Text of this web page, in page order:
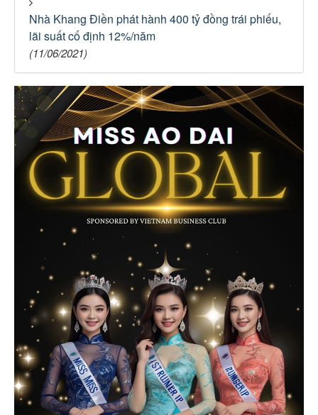
Nhà Khang Điền phát hành 400 tỷ đồng trái phiếu,
lãi suất cố định 12%/năm
(11/06/2021)